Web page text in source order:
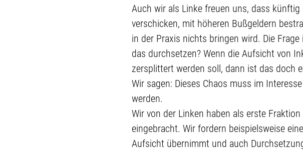
Auch wir als Linke freuen uns, dass
verschicken, mit höheren Bußgeldern
in der Praxis nichts bringen wird. Die
das durchsetzen? Wenn die Aufsicht von
zersplittert werden soll, dann ist das doch
Wir sagen: Dieses Chaos muss im
werden.
Wir von der Linken haben als erste
eingebracht. Wir fordern beispielsweise
Aufsicht übernimmt und auch